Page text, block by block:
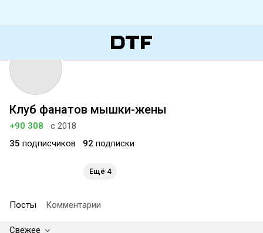
Клуб фанатов мышки-жены
+90 308
с 2018
35 подписчиков 92 подписки
Ещё 4
Посты Комментарии
Свежее